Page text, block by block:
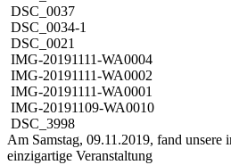
DSC_0037
DSC_0034-1
DSC_0021
IMG-20191111-WA0004
IMG-20191111-WA0002
IMG-20191111-WA0001
IMG-20191109-WA0010
DSC_3998
Am Samstag, 09.11.2019, fand unsere
einzigartige Veranstaltung